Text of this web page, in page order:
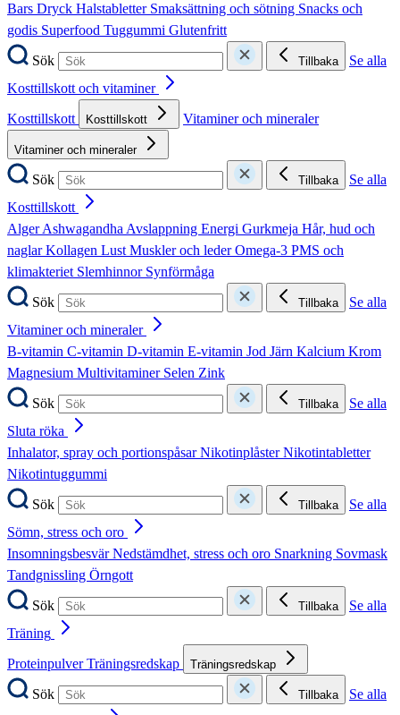
Bars Dryck Halstabletter Smaksättning och sötning Snacks och
godis Superfood Tuggummi Glutenfritt
Sök
Tillbaka
Se alla
Kosttillskott och vitaminer
Kosttillskott
Kosttillskott Vitaminer och mineraler
Vitaminer och mineraler
Sök Tillbaka
Se alla
Kosttillskott
AlgerAshwagandhaAvslappning Energi Gurkmeja Hår, hud och
naglarKollagen LustMuskler och lederOmega-3 PMS och
klimakteriet Slemhinnor Synförmåga
Sök
Tillbaka
Se alla
Vitaminer och mineraler
B-vitamin C-vitamin D-vitamin E-vitamin Jod Järn Kalcium Krom
Magnesium Multivitaminer Selen Zink
Sök
Tillbaka
Se alla
Sluta röka
Inhalator, spray och portionspåsarNikotinplåsterNikotintabletter
Nikotintuggummi
Sök
Tillbaka
Se alla
Sömn, stress och oro
InsomningsbesvärNedstämdhet, stress och oro Snarkning Sovmask
Tandgnissling Örngott
Sök
Tillbaka
Se alla
Träning
ProteinpulverTräningsredskap Träningsredskap
Sök Tillbaka
Se alla